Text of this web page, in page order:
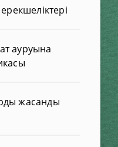
ауруына
жасанды